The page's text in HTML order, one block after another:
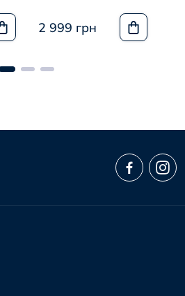
2 999 грн